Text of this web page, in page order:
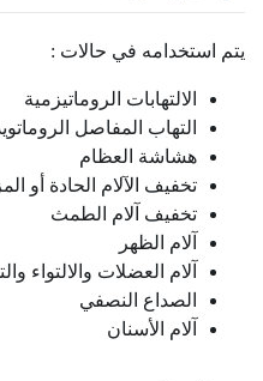
يتم استخدامه في حالات :
الالتهابات الروماتيزمية
التهاب المفاصل
هشاشة العظام
تخفيف الآلام الحادة أو
تخفيف آلام الطمث
آلام الظهر
آلام العضلات والالتواء
الصداع النصفي
آلام الأسنان